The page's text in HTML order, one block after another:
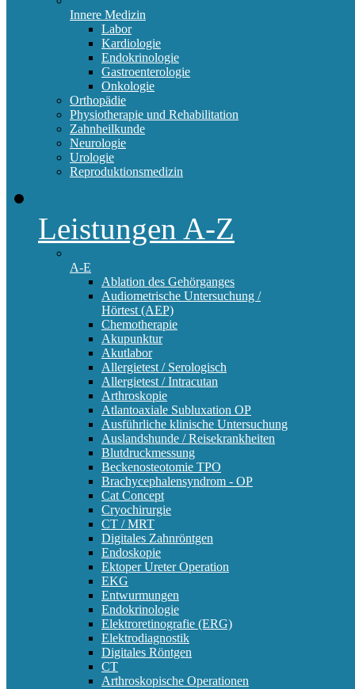
Innere Medizin
Labor
Kardiologie
Endokrinologie
Gastroenterologie
Onkologie
Orthopädie
Physiotherapie und Rehabilitation
Zahnheilkunde
Neurologie
Urologie
Reproduktionsmedizin
Leistungen A-Z
A-E
Ablation des Gehörganges
Audiometrische Untersuchung /
Hörtest (AEP)
Chemotherapie
Akupunktur
Akutlabor
Allergietest / Serologisch
Allergietest / Intracutan
Arthroskopie
Atlantoaxiale Subluxation OP
Ausführliche klinische Untersuchung
Auslandshunde / Reisekrankheiten
Blutdruckmessung
Beckenosteotomie TPO
Brachycephalensyndrom - OP
Cat Concept
Cryochirurgie
CT / MRT
Digitales Zahnröntgen
Endoskopie
Ektoper Ureter Operation
EKG
Entwurmungen
Endokrinologie
Elektroretinografie (ERG)
Elektrodiagnostik
Digitales Röntgen
CT
Arthroskopische Operationen